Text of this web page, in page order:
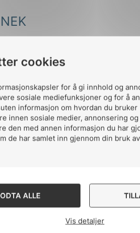
cookies
for å gi innhold og
sosiale mediefunksjoner og for å
informasjon om hvordan du
innen sosiale medier, annonsering
den med annen informasjon du har
de har samlet inn gjennom din bruk
ALLE
Vis detaljer
Bruk av Cookies
Til